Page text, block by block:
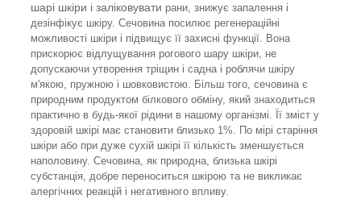
шарі шкіри і заліковувати рани, знижує запалення і
дезінфікує шкіру. Сечовина посилює регенераційні
можливості шкіри і підвищує її захисні функції. Вона
прискорює відлущування рогового шару шкіри, не
допускаючи утворення тріщин і садна і роблячи шкіру
м'якою, пружною і шовковистою. Більш того, сечовина є
природним продуктом білкового обміну, який знаходиться
практично в будь-якої рідини в нашому організмі. Її зміст у
здоровій шкірі має становити близько 1%. По мірі старіння
шкіри або при дуже сухій шкірі її кількість зменшується
наполовину. Сечовина, як природна, близька шкірі
субстанція, добре переноситься шкірою та не викликає
алергічних реакцій і негативного впливу.